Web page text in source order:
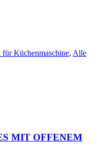
für Küchenmaschine, Alle
MIT OFFENEM